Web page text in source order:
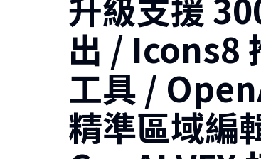
出 / Icons8
工具 /
精準區域編